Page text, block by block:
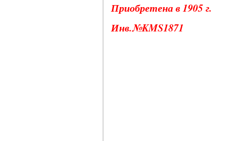
Приобретена в 1905 г.
Инв.№KMS1871